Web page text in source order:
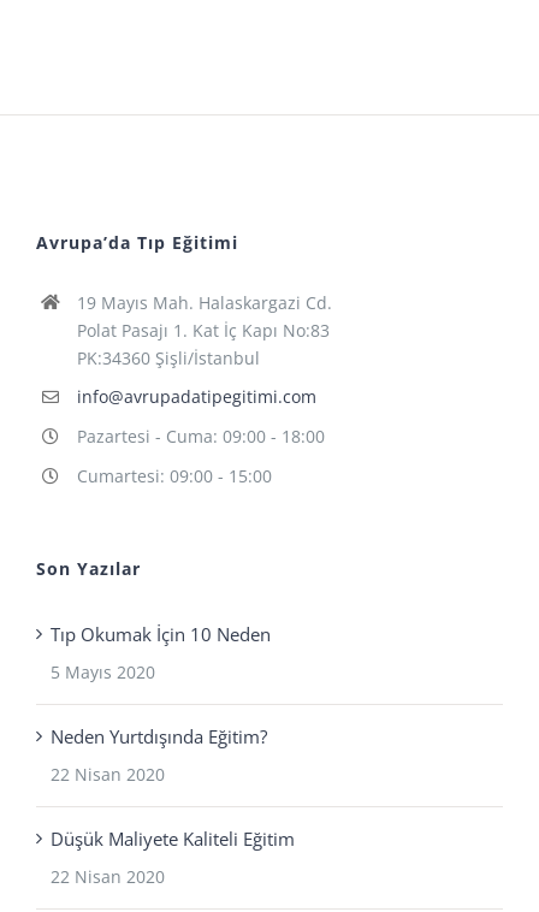
Avrupa’da Tıp Eğitimi
19 Mayıs Mah. Halaskargazi Cd.
Polat Pasajı 1. Kat İç Kapı No:83
PK:34360 Şişli/İstanbul
info@avrupadatipegitimi.com
Pazartesi - Cuma: 09:00 - 18:00
Cumartesi: 09:00 - 15:00
Son Yazılar
Tıp Okumak İçin 10 Neden
5 Mayıs 2020
Neden Yurtdışında Eğitim?
22 Nisan 2020
Düşük Maliyete Kaliteli Eğitim
22 Nisan 2020